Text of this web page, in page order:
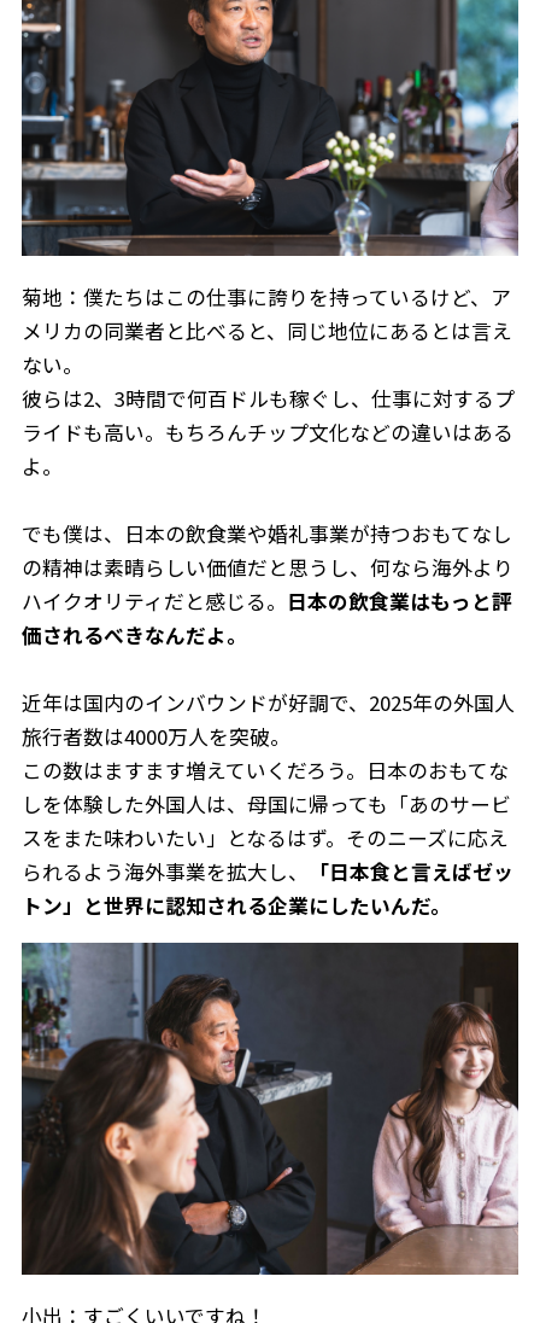
菊地：僕たちはこの仕事に誇りを持っているけど、ア
メリカの同業者と比べると、同じ地位にあるとは言え
ない。
彼らは2、3時間で何百ドルも稼ぐし、仕事に対するプ
ライドも高い。もちろんチップ文化などの違いはある
よ。
でも僕は、日本の飲食業や婚礼事業が持つおもてなし
の精神は素晴らしい価値だと思うし、何なら海外より
ハイクオリティだと感じる。 日本の飲食業はもっと評
価されるべきなんだよ。
近年は国内のインバウンドが好調で、2025年の外国人
旅行者数は4000万人を突破。
この数はますます増えていくだろう。日本のおもてな
しを体験した外国人は、母国に帰っても「あのサービ
スをまた味わいたい」となるはず。そのニーズに応え
られるよう海外事業を拡大し、
「日本食と言えばゼッ
トン」と世界に認知される企業にしたいんだ。
小出：すごくいいですね！